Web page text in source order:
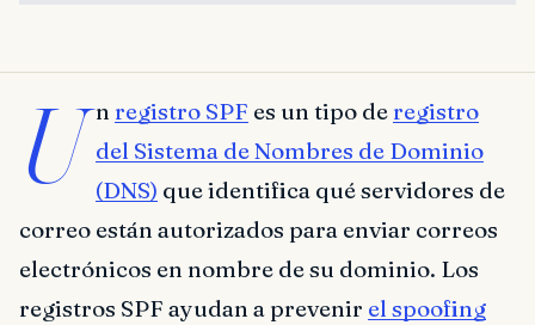
U n registro SPF es un tipo de registro
del Sistema de Nombres de Dominio
(DNS) que identifica qué servidores de
correo están autorizados para enviar correos
electrónicos en nombre de su dominio. Los
registros SPF ayudan a prevenir el spoofing